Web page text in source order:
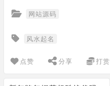
网站源码
风水起名
点赞 分享 打赏